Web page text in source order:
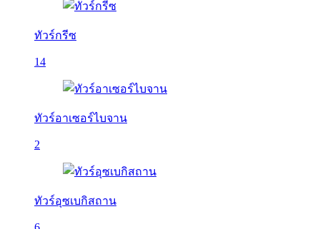
ทัวร์กรีซ
14
ทัวร์อาเซอร์ไบจาน
2
ทัวร์อุซเบกิสถาน